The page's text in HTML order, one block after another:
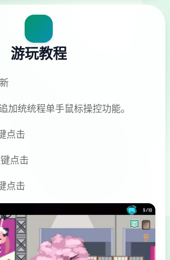
游玩教程
加统统程单手鼠标操控功能。
点击
点击
点击